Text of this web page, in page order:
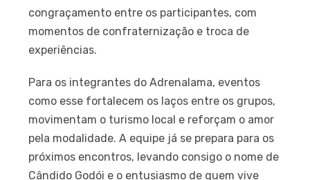
congraçamento entre os participantes, com
momentos de confraternização e troca de
experiências.
Para os integrantes do Adrenalama, eventos
como esse fortalecem os laços entre os grupos,
movimentam o turismo local e reforçam o amor
pela modalidade. A equipe já se prepara para os
próximos encontros, levando consigo o nome de
Cândido Godói e o entusiasmo de quem vive